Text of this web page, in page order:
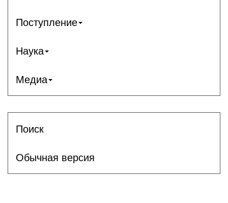
Поступление
Наука
Медиа
Поиск
Обычная версия